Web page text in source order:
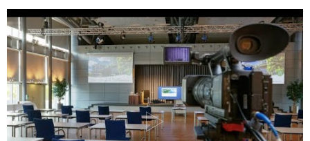
Ob Tagung, Seminar oder Businessreise – die
zahlreichen Konferenzräume und flexiblen
Eventflächen machen das Hotel zu einer der
führenden Tagungslocations in Brandenburg. Für
private Gäste ist das Haus ideal für einen Kurzurlaub
in Potsdam, ein Wellnesswochenende am See oder
eine Auszeit zu zweit.